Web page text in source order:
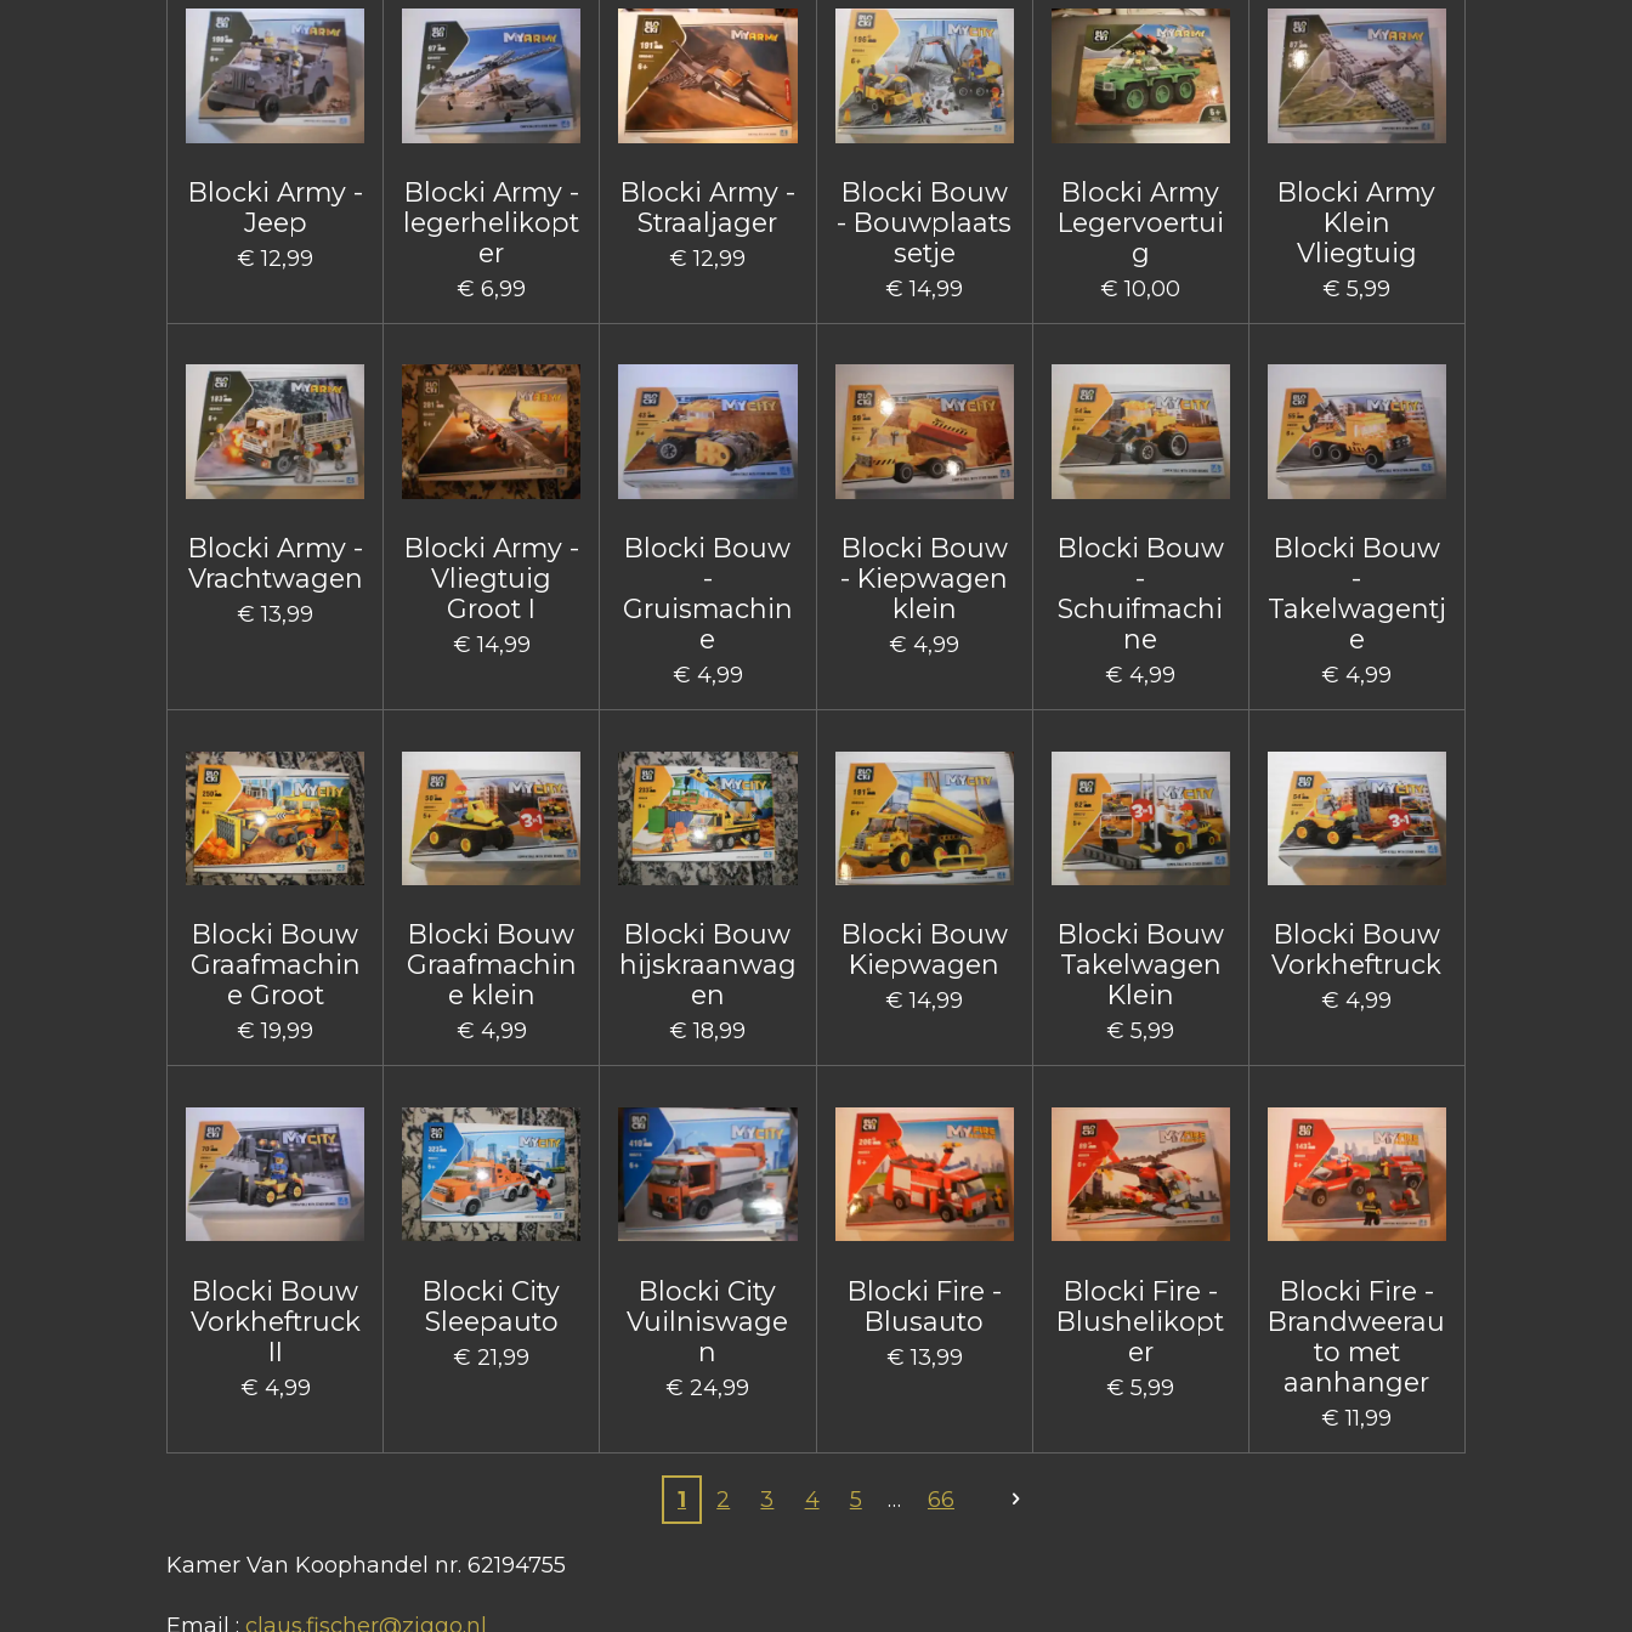
Blocki Army -
Jeep
€ 12,99
Blocki Army -
legerhelikopt
er
€ 6,99
Blocki Army -
Straaljager
€ 12,99
Blocki Bouw
- Bouwplaats
setje
€ 14,99
Blocki Army
Legervoertui
g
€ 10,00
Blocki Army
Klein
Vliegtuig
€ 5,99
Blocki Army -
Vrachtwagen
€ 13,99
Blocki Army -
Vliegtuig
Groot I
€ 14,99
Blocki Bouw
-
Gruismachin
e
€ 4,99
Blocki Bouw
- Kiepwagen
klein
€ 4,99
Blocki Bouw
-
Schuifmachi
ne
€ 4,99
Blocki Bouw
-
Takelwagentj
e
€ 4,99
Blocki Bouw
Graafmachin
e Groot
€ 19,99
Blocki Bouw
Graafmachin
e klein
€ 4,99
Blocki Bouw
hijskraanwag
en
€ 18,99
Blocki Bouw
Kiepwagen
€ 14,99
Blocki Bouw
Takelwagen
Klein
€ 5,99
Blocki Bouw
Vorkheftruck
€ 4,99
Blocki Bouw
Vorkheftruck
II
€ 4,99
Blocki City
Sleepauto
€ 21,99
Blocki City
Vuilniswage
n
€ 24,99
Blocki Fire -
Blusauto
€ 13,99
Blocki Fire -
Blushelikopt
er
€ 5,99
Blocki Fire -
Brandweerau
to met
aanhanger
€ 11,99
1 2 3 4 5 66
Kamer Van Koophandel nr. 62194755
Email : claus.fischer@ziggo.nl